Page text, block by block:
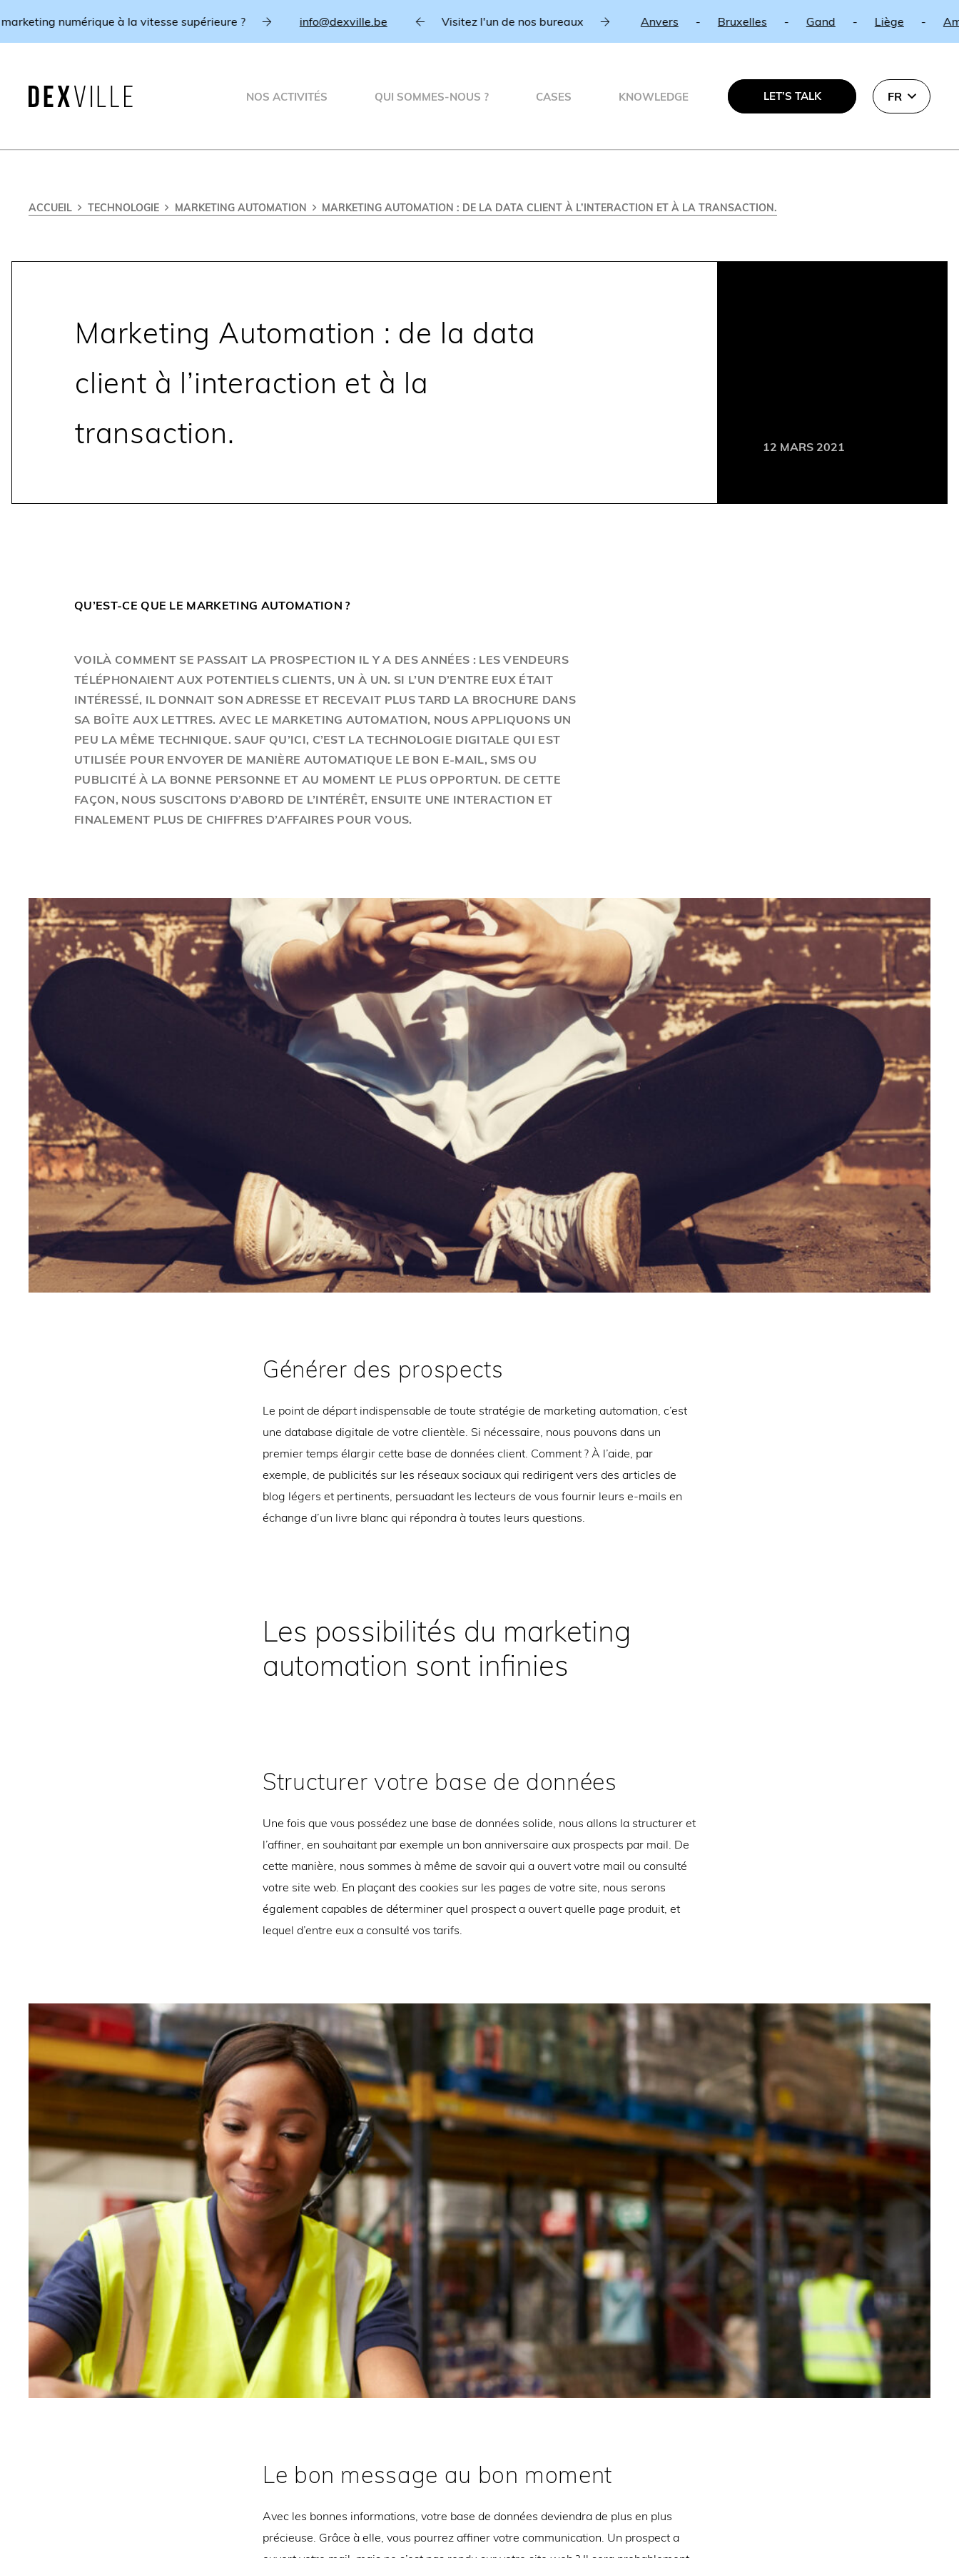
à la vitesse supérieure ? info@dexville.be Visitez l'un de nos bureaux Anvers - Bruxelles - Gand - Liège - Amsterdam
NOS ACTIVITÉS QUI SOMMES-NOUS ? CASES KNOWLEDGE LET’S TALK FR
ACCUEIL TECHNOLOGIE MARKETING AUTOMATION MARKETING AUTOMATION : DE LA DATA CLIENT À L’INTERACTION ET À LA TRANSACTION.
Marketing Automation : de la data
client à l’interaction et à la
transaction.
12 MARS 2021
QU’EST-CE QUE LE MARKETING AUTOMATION ?
VOILÀ COMMENT SE PASSAIT LA PROSPECTION IL Y A DES ANNÉES : LES VENDEURS
TÉLÉPHONAIENT AUX POTENTIELS CLIENTS, UN À UN. SI L’UN D’ENTRE EUX ÉTAIT
INTÉRESSÉ, IL DONNAIT SON ADRESSE ET RECEVAIT PLUS TARD LA BROCHURE DANS
SA BOÎTE AUX LETTRES. AVEC LE MARKETING AUTOMATION, NOUS APPLIQUONS UN
PEU LA MÊME TECHNIQUE. SAUF QU’ICI, C’EST LA TECHNOLOGIE DIGITALE QUI EST
UTILISÉE POUR ENVOYER DE MANIÈRE AUTOMATIQUE LE BON E-MAIL, SMS OU
PUBLICITÉ À LA BONNE PERSONNE ET AU MOMENT LE PLUS OPPORTUN. DE CETTE
FAÇON, NOUS SUSCITONS D’ABORD DE L’INTÉRÊT, ENSUITE UNE INTERACTION ET
FINALEMENT PLUS DE CHIFFRES D’AFFAIRES POUR VOUS.
Générer des prospects
Le point de départ indispensable de toute stratégie de marketing automation, c’est
une database digitale de votre clientèle. Si nécessaire, nous pouvons dans un
premier temps élargir cette base de données client. Comment ? À l’aide, par
exemple, de publicités sur les réseaux sociaux qui redirigent vers des articles de
blog légers et pertinents, persuadant les lecteurs de vous fournir leurs e-mails en
échange d’un livre blanc qui répondra à toutes leurs questions.
Les possibilités du marketing
automation sont infinies
Structurer votre base de données
Une fois que vous possédez une base de données solide, nous allons la structurer et
l’affiner, en souhaitant par exemple un bon anniversaire aux prospects par mail. De
cette manière, nous sommes à même de savoir qui a ouvert votre mail ou consulté
votre site web. En plaçant des cookies sur les pages de votre site, nous serons
également capables de déterminer quel prospect a ouvert quelle page produit, et
lequel d’entre eux a consulté vos tarifs.
Le bon message au bon moment
Avec les bonnes informations, votre base de données deviendra de plus en plus
précieuse. Grâce à elle, vous pourrez affiner votre communication. Un prospect a